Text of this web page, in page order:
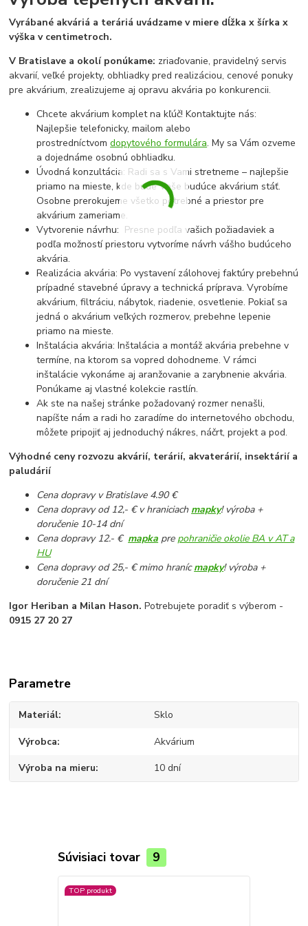
Vyrábané akváriá a teráriá uvádzame v miere dĺžka x šírka x
výška v centimetroch.
V Bratislave a okolí ponúkame: zriaďovanie, pravidelný servis
akvarií, veľké projekty, obhliadky pred realizáciou, cenové ponuky
pre akvárium, zrealizujeme aj opravu akvária po konkurencii.
Chcete akvárium komplet na kľúč! Kontaktujte nás:
Najlepšie telefonicky, mailom alebo
prostredníctvomdopytového formulára. My sa Vám ozveme
a dojednáme osobnú obhliadku.
Úvodná konzultácia: Radi sa s Vami stretneme – najlepšie
priamo na mieste, kde bude Vaše budúce akvárium stáť.
Osobne prerokujeme všetko potrebné a priestor pre
akvárium zameriame.
Vytvorenie návrhu: Presne podľa vašich požiadaviek a
podľa možností priestoru vytvoríme návrh vášho budúceho
akvária.
Realizácia akvária: Po vystavení zálohovej faktúry prebehnú
prípadné stavebné úpravy a technická príprava. Vyrobíme
akvárium, filtráciu, nábytok, riadenie, osvetlenie. Pokiaľ sa
jedná o akvárium veľkých rozmerov, prebehne lepenie
priamo na mieste.
Inštalácia akvária: Inštalácia a montáž akvária prebehne v
termíne, na ktorom sa vopred dohodneme. V rámci
inštalácie vykonáme aj aranžovanie a zarybnenie akvária.
Ponúkame aj vlastné kolekcie rastlín.
Ak ste na našej stránke požadovaný rozmer nenašli,
napíšte nám a radi ho zaradíme do internetového obchodu,
môžete pripojiť aj jednoduchý nákres, náčrt, projekt a pod.
Výhodné ceny rozvozu akvárií, terárií, akvaterárií, insektárií a
paludárií
Cena dopravy v Bratislave 4.90 €
Cena dopravy od 12,- € v hraniciach mapky! výroba +
doručenie 10-14 dní
Cena dopravy 12.- € mapka pre pohraničie okolie BA v AT a
HU
Cena dopravy od 25,- € mimo hranícmapky! výroba +
doručenie 21 dní
Igor Heriban a Milan Hason.Potrebujete poradiť s výberom -
0915 27 20 27
Parametre
Materiál Sklo
Výrobca Akvárium
Výroba na mieru 10 dní
Súvisiaci tovar 9
TOP produkt